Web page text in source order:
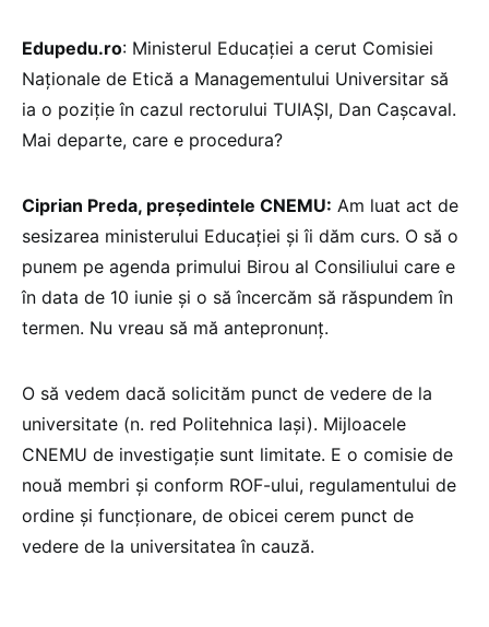
Edupedu.ro: Ministerul Educației a cerut Comisiei
Naționale de Etică a Managementului Universitar să
ia o poziție în cazul rectorului TUIAȘI, Dan Cașcaval.
Mai departe, care e procedura?
Ciprian Preda, președintele CNEMU: Am luat act de
sesizarea ministerului Educației și îi dăm curs. O să o
punem pe agenda primului Birou al Consiliului care e
în data de 10 iunie și o să încercăm să răspundem în
termen. Nu vreau să mă antepronunț.
O să vedem dacă solicităm punct de vedere de la
universitate (n. red Politehnica Iași). Mijloacele
CNEMU de investigație sunt limitate. E o comisie de
nouă membri și conform ROF-ului, regulamentului de
ordine și funcționare, de obicei cerem punct de
vedere de la universitatea în cauză.